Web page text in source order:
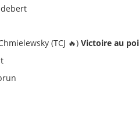
(TCJ 🔥) Victoire au